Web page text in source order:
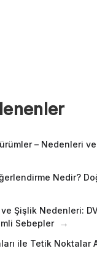
– Nedenleri
Nedir?
ve Şişlik Nedenleri:
Sebepler
ile Tetik Noktalar